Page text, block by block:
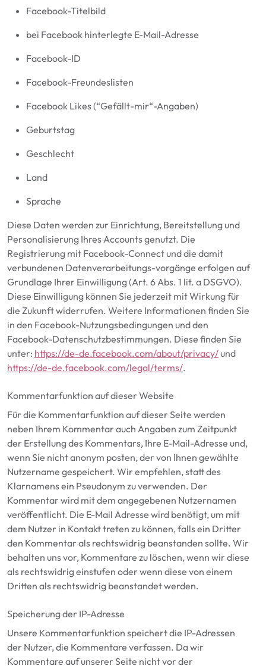
Facebook-Titelbild
bei Facebook hinterlegte E-Mail-Adresse
Facebook-ID
Facebook-Freundeslisten
Facebook Likes (“Gefällt-mir“-Angaben)
Geburtstag
Geschlecht
Land
Sprache
Diese Daten werden zur Einrichtung, Bereitstellung und
Personalisierung Ihres Accounts genutzt. Die
Registrierung mit Facebook-Connect und die damit
verbundenen Datenverarbeitungs-vorgänge erfolgen auf
Grundlage Ihrer Einwilligung (Art. 6 Abs. 1 lit. a DSGVO).
Diese Einwilligung können Sie jederzeit mit Wirkung für
die Zukunft widerrufen. Weitere Informationen finden Sie
in den Facebook-Nutzungsbedingungen und den
Facebook-Datenschutzbestimmungen. Diese finden Sie
unter: https://de-de.facebook.com/about/privacy/ und
https://de-de.facebook.com/legal/terms/.
Kommentarfunktion auf dieser Website
Für die Kommentarfunktion auf dieser Seite werden
neben Ihrem Kommentar auch Angaben zum Zeitpunkt
der Erstellung des Kommentars, Ihre E-Mail-Adresse und,
wenn Sie nicht anonym posten, der von Ihnen gewählte
Nutzername gespeichert. Wir empfehlen, statt des
Klarnamens ein Pseudonym zu verwenden. Der
Kommentar wird mit dem angegebenen Nutzernamen
veröffentlicht. Die E-Mail Adresse wird benötigt, um mit
dem Nutzer in Kontakt treten zu können, falls ein Dritter
den Kommentar als rechtswidrig beanstanden sollte. Wir
behalten unsvor, Kommentare zu löschen, wenn wirdiese
als rechtswidrig einstufen oder wenn diese von einem
Dritten als rechtswidrig beanstandet werden.
Speicherung der IP-Adresse
Unsere Kommentarfunktion speichert die IP-Adressen
der Nutzer, die Kommentare verfassen. Da wir
Kommentare auf unserer Seite nicht vor der